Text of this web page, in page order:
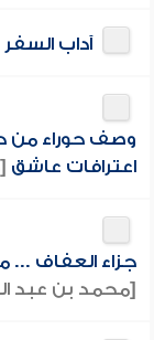
آداب السفر
وصف حوراء من
اعترافات عاشق
جزاء العفاف
[محمد بن عبد